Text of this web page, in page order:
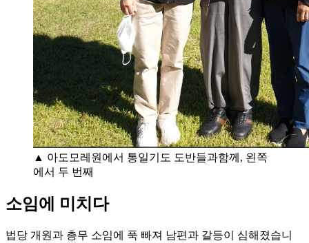
▲ 아도모레원에서 통일기도 도반들과함께, 왼쪽
에서 두 번째
소임에 미치다
법당 개원과 총무 소임에 푹 빠져 남편과 갈등이 심해졌습니